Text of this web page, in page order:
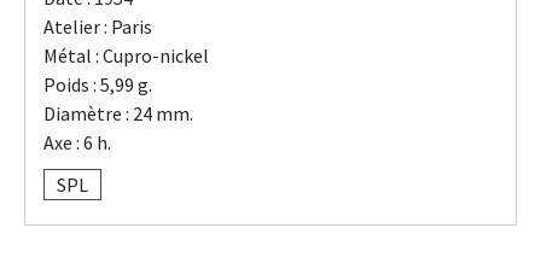
Atelier : Paris
Métal : Cupro-nickel
Poids : 5,99 g.
Diamètre : 24 mm.
Axe : 6 h.
SPL